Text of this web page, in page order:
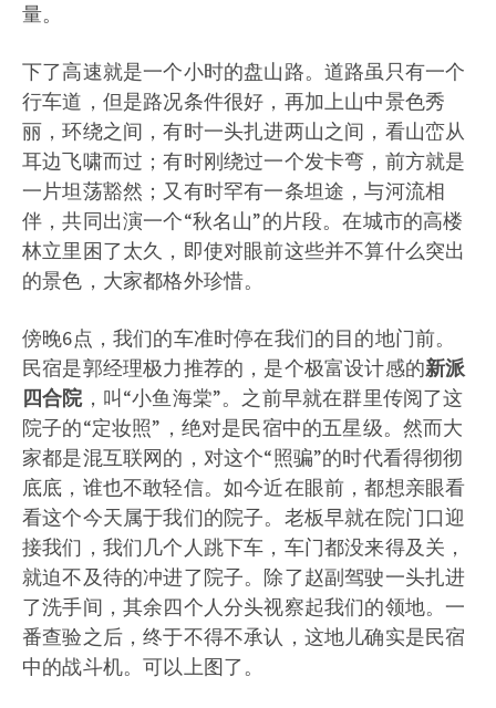
量。
下了高速就是一个小时的盘山路。道路虽只有一个
行车道，但是路况条件很好，再加上山中景色秀
丽，环绕之间，有时一头扎进两山之间，看山峦从
耳边飞啸而过；有时刚绕过一个发卡弯，前方就是
一片坦荡豁然；又有时罕有一条坦途，与河流相
伴，共同出演一个“秋名山”的片段。在城市的高楼
林立里困了太久，即使对眼前这些并不算什么突出
的景色，大家都格外珍惜。
傍晚6点，我们的车准时停在我们的目的地门前。
民宿是郭经理极力推荐的，是个极富设计感的新派
四合院，叫“小鱼海棠”。之前早就在群里传阅了这
院子的“定妆照”，绝对是民宿中的五星级。然而大
家都是混互联网的，对这个“照骗”的时代看得彻彻
底底，谁也不敢轻信。如今近在眼前，都想亲眼看
看这个今天属于我们的院子。老板早就在院门口迎
接我们，我们几个人跳下车，车门都没来得及关，
就迫不及待的冲进了院子。除了赵副驾驶一头扎进
了洗手间，其余四个人分头视察起我们的领地。一
番查验之后，终于不得不承认，这地儿确实是民宿
中的战斗机。可以上图了。